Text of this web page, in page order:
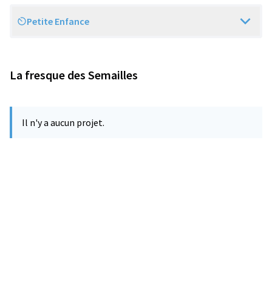
Scope
Petite Enfance
La fresque des Semailles
Il n'y a aucun projet.